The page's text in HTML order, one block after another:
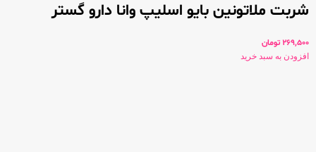
شربت ملاتونین بایو اسلیپ وانا دارو گستر
269,500 تومان
افزودن به سبد خرید